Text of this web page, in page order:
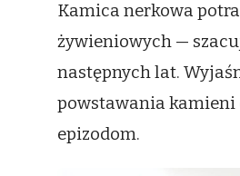
Kamica nerkowa
żywieniowych —
następnych lat.
powstawania kamieni
epizodom.